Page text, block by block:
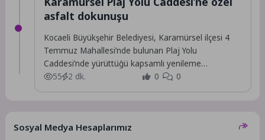
asfalt dokunuşu
Kocaeli Büyükşehir Belediyesi, Karamürsel ilçesi 4
Temmuz Mahallesi’nde bulunan Plaj Yolu
Caddesi’nde yürüttüğü kapsamlı yenileme
çalışmalarını tamamladı.
55 2 dk. 0 0
Sosyal Medya Hesaplarımız